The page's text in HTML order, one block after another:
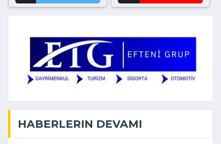
HABERLERIN DEVAMI